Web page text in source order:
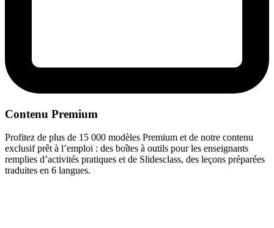
Contenu Premium
Profitez de plus de 15 000 modèles Premium et de notre contenu
exclusif prêt à l’emploi : des boîtes à outils pour les enseignants
remplies d’activités pratiques et de Slidesclass, des leçons préparées
traduites en 6 langues.